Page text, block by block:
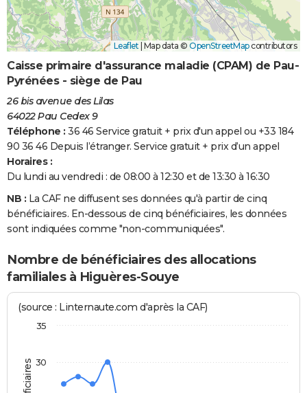
Leaflet Map data © OpenStreetMapcontributors
Caisse primaire d'assurance maladie (CPAM) de Pau-
Pyrénées - siège de Pau
26 bis avenue des Lilas
64022 Pau Cedex 9
Téléphone : 36 46 Service gratuit + prix d'un appel ou +33 184
90 36 46 Depuis l’étranger. Service gratuit + prix d’un appel
Horaires :
Du lundi au vendredi : de 08:00 à 12:30 et de 13:30 à 16:30
NB : La CAF ne diffusent ses données qu'à partir de cinq
bénéficiaires. En-dessous de cinq bénéficiaires, les données
sont indiquées comme "non-communiquées".
Nombre de bénéficiaires des allocations
familiales à Higuères-Souye
(source : Linternaute.com d'après la CAF)
30
35